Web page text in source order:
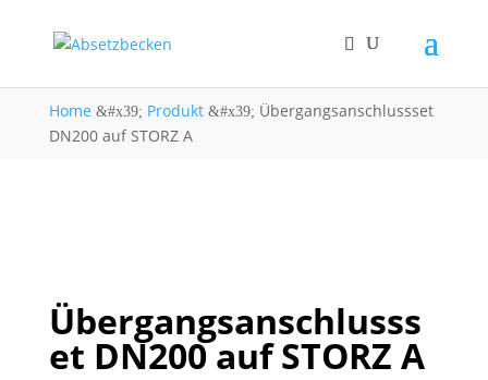
Home &#x39; Produkt &#x39; Übergangsanschlussset
DN200 auf STORZ A
Übergangsanschlusss
et DN200 auf STORZ A